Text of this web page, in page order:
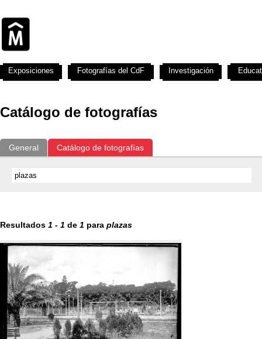
Catálogo de fotografías
General Catálogo de fotografías
Resultados 1 - 1 de 1 para plazas
Exposiciones Fotografías del CdF Investigación